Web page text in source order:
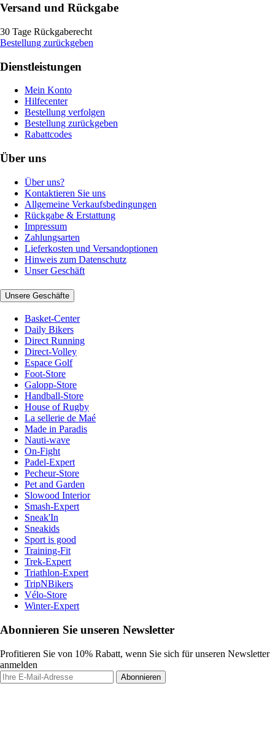
Versand und Rückgabe
30 Tage Rückgaberecht
Bestellung zurückgeben
Dienstleistungen
Mein Konto
Hilfecenter
Bestellung verfolgen
Bestellung zurückgeben
Rabattcodes
Über uns
Über uns?
Kontaktieren Sie uns
Allgemeine Verkaufsbedingungen
Rückgabe & Erstattung
Impressum
Zahlungsarten
Lieferkosten und Versandoptionen
Hinweis zum Datenschutz
Unser Geschäft
Unsere Geschäfte
Basket-Center
Daily Bikers
Direct Running
Direct-Volley
Espace Golf
Foot-Store
Galopp-Store
Handball-Store
House of Rugby
La sellerie de Maé
Made in Paradis
Nauti-wave
On-Fight
Padel-Expert
Pecheur-Store
Pet and Garden
Slowood Interior
Smash-Expert
Sneak'In
Sneakids
Sport is good
Training-Fit
Trek-Expert
Triathlon-Expert
TripNBikers
Vélo-Store
Winter-Expert
Abonnieren Sie unseren Newsletter
Profitieren Sie von 10% Rabatt, wenn Sie sich für unseren Newsletter
anmelden
Abonnieren